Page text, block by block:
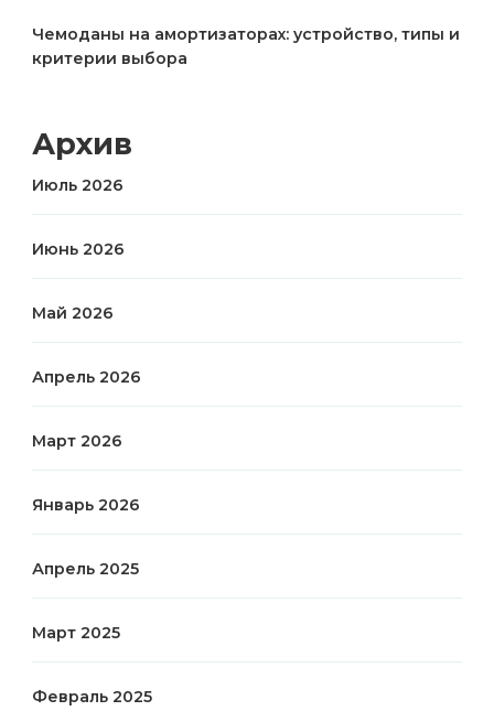
Чемоданы на амортизаторах: устройство, типы и
критерии выбора
Архив
Июль 2026
Июнь 2026
Май 2026
Апрель 2026
Март 2026
Январь 2026
Апрель 2025
Март 2025
Февраль 2025